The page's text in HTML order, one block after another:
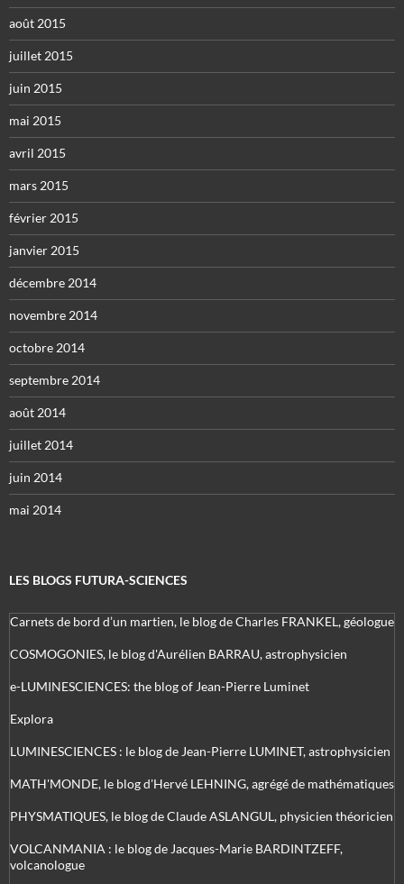
août 2015
juillet 2015
juin 2015
mai 2015
avril 2015
mars 2015
février 2015
janvier 2015
décembre 2014
novembre 2014
octobre 2014
septembre 2014
août 2014
juillet 2014
juin 2014
mai 2014
LES BLOGS FUTURA-SCIENCES
Carnets de bord d’un martien, le blog de Charles FRANKEL, géologue
COSMOGONIES, le blog d'Aurélien BARRAU, astrophysicien
e-LUMINESCIENCES: the blog of Jean-Pierre Luminet
Explora
LUMINESCIENCES : le blog de Jean-Pierre LUMINET, astrophysicien
MATH'MONDE, le blog d'Hervé LEHNING, agrégé de mathématiques
PHYSMATIQUES, le blog de Claude ASLANGUL, physicien théoricien
VOLCANMANIA : le blog de Jacques-Marie BARDINTZEFF,
volcanologue